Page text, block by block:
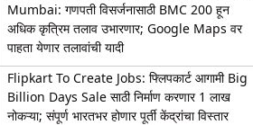
Mumbai: गणपती विसर्जनासाठी BMC 200 हून
अधिक कृत्रिम तलाव उभारणार; Google Maps वर
पाहता येणार तलावांची यादी
Flipkart To Create Jobs: फ्लिपकार्ट आगामी Big
Billion Days Sale साठी निर्माण करणार 1 लाख
नोकऱ्या; संपूर्ण भारतभर होणार पूर्ती केंद्रांचा विस्तार